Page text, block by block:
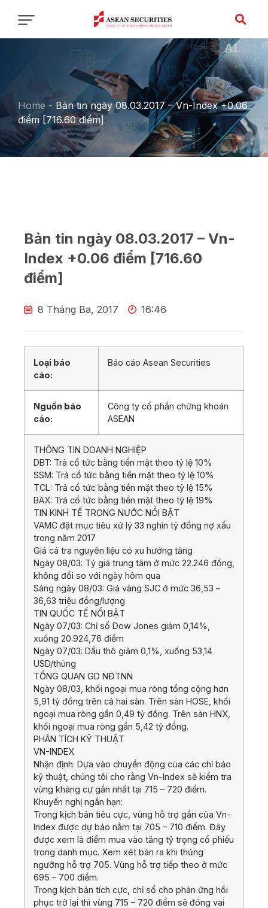
Home - Bản tin ngày 08.03.2017 – Vn-Index +0.06
điểm [716.60 điểm]
Bản tin ngày 08.03.2017 – Vn-
Index +0.06 điểm [716.60
điểm]
8 Tháng Ba, 2017 16:46
Loại báo
cáo:
Báo cáo Asean Securities
Nguồn báo
cáo:
Công ty cổ phần chứng khoán
ASEAN
THÔNG TIN DOANH NGHIỆP
DBT: Trả cổ tức bằng tiền mặt theo tỷ lệ 10%
SSM: Trả cổ tức bằng tiền mặt theo tỷ lệ 10%
TCL: Trả cổ tức bằng tiền mặt theo tỷ lệ 15%
BAX: Trả cổ tức bằng tiền mặt theo tỷ lệ 19%
TIN KINH TẾ TRONG NƯỚC NỔI BẬT
VAMC đặt mục tiêu xử lý 33 nghìn tỷ đồng nợ xấu
trong năm 2017
Giá cá tra nguyên liệu có xu hướng tăng
Ngày 08/03: Tỷ giá trung tâm ở mức 22.246 đồng,
không đổi so với ngày hôm qua
Sáng ngày 08/03: Giá vàng SJC ở mức 36,53 –
36,63 triệu đồng/lượng
TIN QUỐC TẾ NỔI BẬT
Ngày 07/03: Chỉ số Dow Jones giảm 0,14%,
xuống 20.924,76 điểm
Ngày 07/03: Dầu thô giảm 0,1%, xuống 53,14
USD/thùng
TỔNG QUAN GD NĐTNN
Ngày 08/03, khối ngoại mua ròng tổng cộng hơn
5,91 tỷ đồng trên cả hai sàn. Trên sàn HOSE, khối
ngoại mua ròng gần 0,49 tỷ đồng. Trên sàn HNX,
khối ngoại mua ròng gần 5,42 tỷ đồng.
PHÂN TÍCH KỸ THUẬT
VN-INDEX
Nhận định: Dựa vào chuyển động của các chỉ báo
kỹ thuật, chúng tôi cho rằng Vn-Index sẽ kiểm tra
vùng kháng cự gần nhất tại 715 – 720 điểm.
Khuyến nghị ngắn hạn:
Trong kịch bản tiêu cực, vùng hỗ trợ gần của Vn-
Index được dự báo nằm tại 705 – 710 điểm. Đây
được xem là điểm mua vào tăng tỷ trọng cổ phiếu
trong danh mục. Xem xét bán ra khi thủng
ngưỡng hỗ trợ 705. Vùng hỗ trợ tiếp theo ở mức
695 – 700 điểm.
Trong kịch bản tích cực, chỉ số cho phản ứng hồi
phục trở lại thì vùng 715 – 720 điểm sẽ đóng vai